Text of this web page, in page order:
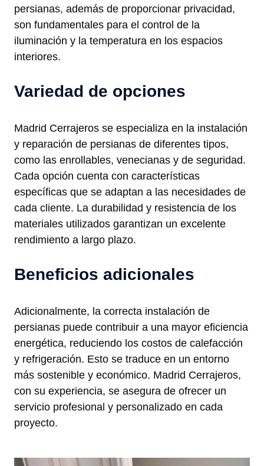
persianas, además de proporcionar privacidad,
son fundamentales para el control de la
iluminación y la temperatura en los espacios
interiores.
Variedad de opciones
Madrid Cerrajeros se especializa en la instalación
y reparación de persianas de diferentes tipos,
como las enrollables, venecianas y de seguridad.
Cada opción cuenta con características
específicas que se adaptan a las necesidades de
cada cliente. La durabilidad y resistencia de los
materiales utilizados garantizan un excelente
rendimiento a largo plazo.
Beneficios adicionales
Adicionalmente, la correcta instalación de
persianas puede contribuir a una mayor eficiencia
energética, reduciendo los costos de calefacción
y refrigeración. Esto se traduce en un entorno
más sostenible y económico. Madrid Cerrajeros,
con su experiencia, se asegura de ofrecer un
servicio profesional y personalizado en cada
proyecto.